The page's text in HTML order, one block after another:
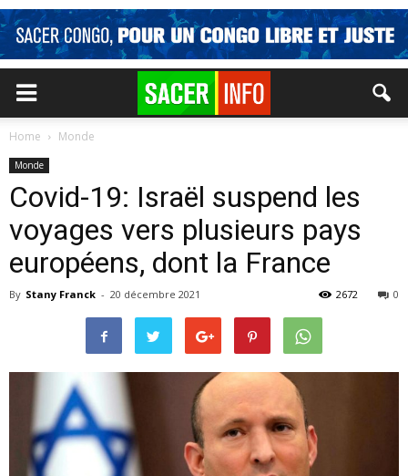
Home Monde
Monde
Covid-19: Israël suspend les
voyages vers plusieurs pays
européens, dont la France
By Stany Franck - 20 décembre 2021 0
2672